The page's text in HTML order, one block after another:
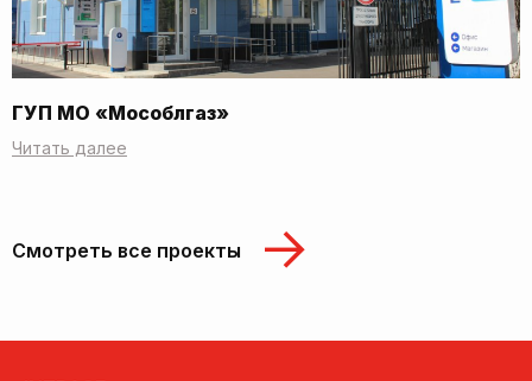
ГУП МО «Мособлгаз»
Читать далее
Смотреть все проекты